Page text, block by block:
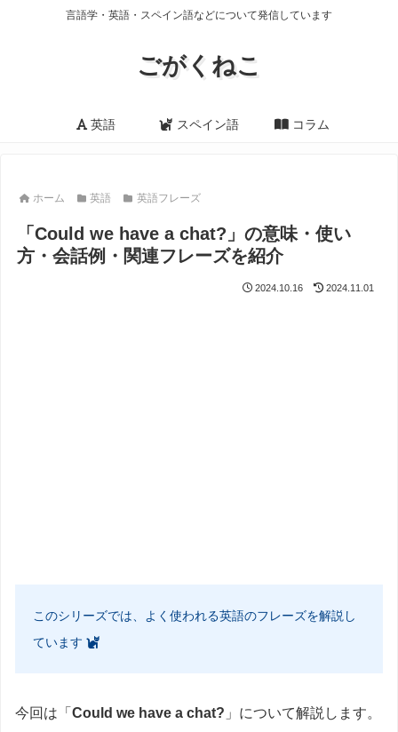
言語学・英語・スペイン語などについて発信しています
ごがくねこ
英語 スペイン語 コラム
ホーム 英語 英語フレーズ
「Could we have a chat?」の意味・使い
方・会話例・関連フレーズを紹介
2024.10.16 2024.11.01
このシリーズでは、よく使われる英語のフレーズを解説し
ています
今回は「 Could we have a chat? 」について解説します。